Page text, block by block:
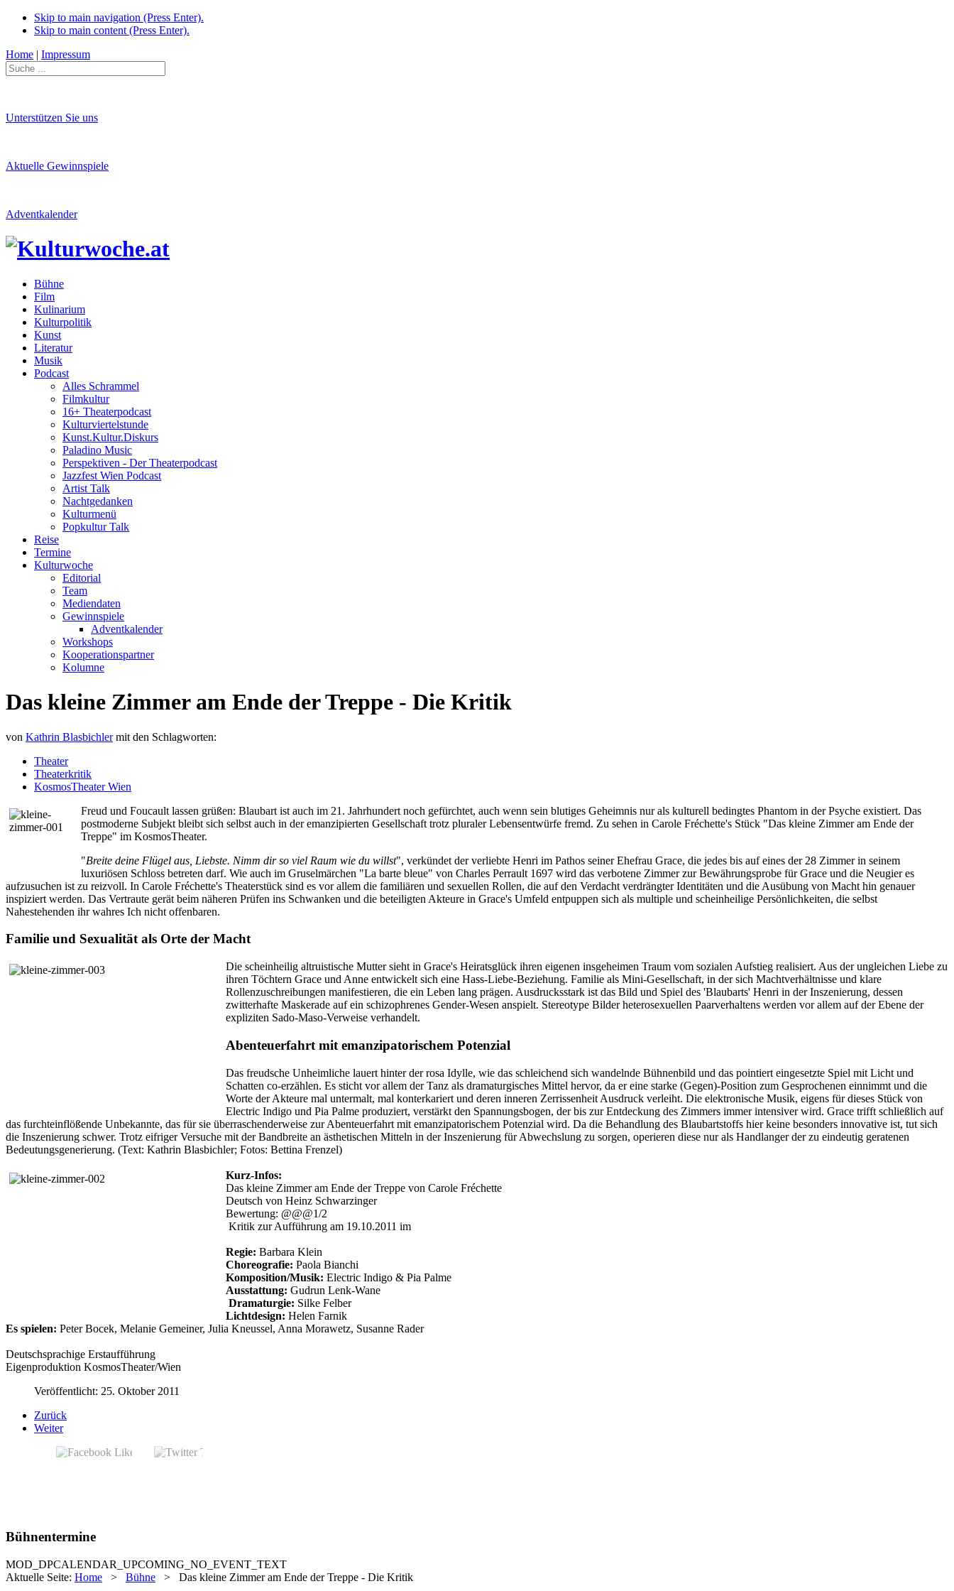
Skip to main navigation (Press Enter).
Skip to main content (Press Enter).
Home | Impressum
Unterstützen Sie uns
Aktuelle Gewinnspiele
Adventkalender
Bühne
Film
Kulinarium
Kulturpolitik
Kunst
Literatur
Musik
Podcast
Alles Schrammel
Filmkultur
16+ Theaterpodcast
Kulturviertelstunde
Kunst.Kultur.Diskurs
Paladino Music
Perspektiven - Der Theaterpodcast
Jazzfest Wien Podcast
Artist Talk
Nachtgedanken
Kulturmenü
Popkultur Talk
Reise
Termine
Kulturwoche
Editorial
Team
Mediendaten
Gewinnspiele
Adventkalender
Workshops
Kooperationspartner
Kolumne
Das kleine Zimmer am Ende der Treppe - Die Kritik
von Kathrin Blasbichler mit den Schlagworten:
Theater
Theaterkritik
KosmosTheater Wien
Freud und Foucault lassen grüßen: Blaubart ist auch im 21. Jahrhundert noch gefürchtet, auch wenn sein blutiges Geheimnis nur als kulturell bedingtes Phantom in der Psyche existiert. Das
postmoderne Subjekt bleibt sich selbst auch in der emanzipierten Gesellschaft trotz pluraler Lebensentwürfe fremd. Zu sehen in Carole Fréchette's Stück "Das kleine Zimmer am Ende der
Treppe" im KosmosTheater.
"Breite deine Flügel aus, Liebste. Nimm dir so viel Raum wie du willst", verkündet der verliebte Henri im Pathos seiner Ehefrau Grace, die jedes bis auf eines der 28 Zimmer in seinem
luxuriösen Schloss betreten darf. Wie auch im Gruselmärchen "La barte bleue" von Charles Perrault 1697 wird das verbotene Zimmer zur Bewährungsprobe für Grace und die Neugier es
aufzusuchen ist zu reizvoll. In Carole Fréchette's Theaterstück sind es vor allem die familiären und sexuellen Rollen, die auf den Verdacht verdrängter Identitäten und die Ausübung von Macht hin genauer
inspiziert werden. Das Vertraute gerät beim näheren Prüfen ins Schwanken und die beteiligten Akteure in Grace's Umfeld entpuppen sich als multiple und scheinheilige Persönlichkeiten, die selbst
Nahestehenden ihr wahres Ich nicht offenbaren.
Familie und Sexualität als Orte der Macht
Die scheinheilig altruistische Mutter sieht in Grace's Heiratsglück ihren eigenen insgeheimen Traum vom sozialen Aufstieg realisiert. Aus der ungleichen Liebe zu
ihren Töchtern Grace und Anne entwickelt sich eine Hass-Liebe-Beziehung. Familie als Mini-Gesellschaft, in der sich Machtverhältnisse und klare
Rollenzuschreibungen manifestieren, die ein Leben lang prägen. Ausdrucksstark ist das Bild und Spiel des 'Blaubarts' Henri in der Inszenierung, dessen
zwitterhafte Maskerade auf ein schizophrenes Gender-Wesen anspielt. Stereotype Bilder heterosexuellen Paarverhaltens werden vor allem auf der Ebene der
expliziten Sado-Maso-Verweise verhandelt.
Abenteuerfahrt mit emanzipatorischem Potenzial
Das freudsche Unheimliche lauert hinter der rosa Idylle, wie das schleichend sich wandelnde Bühnenbild und das pointiert eingesetzte Spiel mit Licht und
Schatten co-erzählen. Es sticht vor allem der Tanz als dramaturgisches Mittel hervor, da er eine starke (Gegen)-Position zum Gesprochenen einnimmt und die
Worte der Akteure mal untermalt, mal konterkariert und deren inneren Zerrissenheit Ausdruck verleiht. Die elektronische Musik, eigens für dieses Stück von
Electric Indigo und Pia Palme produziert, verstärkt den Spannungsbogen, der bis zur Entdeckung des Zimmers immer intensiver wird. Grace trifft schließlich auf
das furchteinflößende Unbekannte, das für sie überraschenderweise zur Abenteuerfahrt mit emanzipatorischem Potenzial wird. Da die Behandlung des Blaubartstoffs hier keine besonders innovative ist, tut sich
die Inszenierung schwer. Trotz eifriger Versuche mit der Bandbreite an ästhetischen Mitteln in der Inszenierung für Abwechslung zu sorgen, operieren diese nur als Handlanger der zu eindeutig geratenen
Bedeutungsgenerierung. (Text: Kathrin Blasbichler; Fotos: Bettina Frenzel)
Kurz-Infos:
Das kleine Zimmer am Ende der Treppe von Carole Fréchette
Deutsch von Heinz Schwarzinger
Bewertung: @@@1/2
Kritik zur Aufführung am 19.10.2011 im
Regie: Barbara Klein
Choreografie: Paola Bianchi
Komposition/Musik: Electric Indigo & Pia Palme
Ausstattung: Gudrun Lenk-Wane
Dramaturgie: Silke Felber
Lichtdesign: Helen Farnik
Es spielen: Peter Bocek, Melanie Gemeiner, Julia Kneussel, Anna Morawetz, Susanne Rader
Deutschsprachige Erstaufführung
Eigenproduktion KosmosTheater/Wien
Veröffentlicht: 25. Oktober 2011
Zurück
Weiter
Bühnentermine
MOD_DPCALENDAR_UPCOMING_NO_EVENT_TEXT
Aktuelle Seite: Home > Bühne > Das kleine Zimmer am Ende der Treppe - Die Kritik